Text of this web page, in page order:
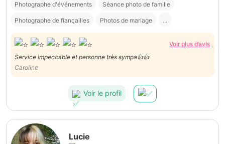
Photographe d'événements Séance photo de famille
Photographe de fiançailles Photos de mariage ...
Voir plus d’avis
Service impeccable et personne très sympa👍👍
Caroline
Voir le profil
Lucie